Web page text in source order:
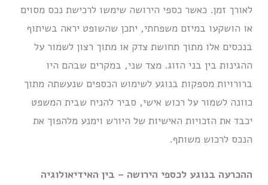
לאורך זמן. כאשר כספי הירושה שימשו לרכישת נכס מסוים
או הושקעו במיזם משפחתי, יתכן שהשופט יראה בשיתוף
בנכסים אלו מתוך תחושת צדק או מתוך רצון לשמור על
ההגינות בין בני הזוג. מצד שני, במקרים שבהם היו
ברורויות מספקות בנוגע לשימוש הכספים שנעשתה מתוך
כוונה לשמור על רכוש אישי, סביר להניח שבית המשפט
יכבד את הזכויות האישיות של היורש וימנע מלהפוך את
הנכס לרכוש משותף.
ההכרעה בנוגע לכספי הירושה – בין האידיאולוגיה